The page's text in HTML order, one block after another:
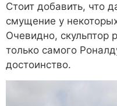
Стоит добавить, что
смущение у
Очевидно, скульптор
только самого
достоинство.